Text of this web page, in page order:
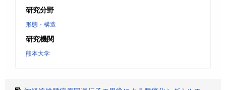
研究分野
形態・構造
研究機関
熊本大学